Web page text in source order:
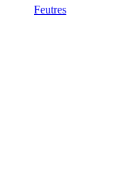
Feutres